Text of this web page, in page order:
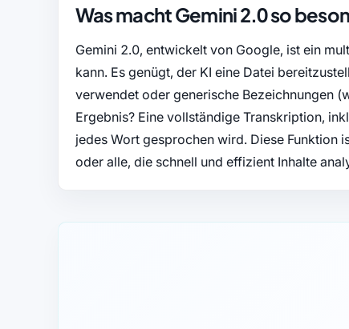
Was macht Gemini 2.0 so
Gemini 2.0, entwickelt von Google, ist ein
kann. Es genügt, der KI eine Datei
verwendet oder generische Bezeichnungen
Ergebnis? Eine vollständige Transkription,
jedes Wort gesprochen wird. Diese Funktion
oder alle, die schnell und effizient Inhalte